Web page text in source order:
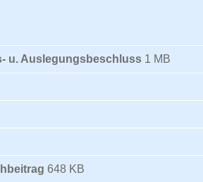
u. Auslegungsbeschluss 1 MB
648 KB